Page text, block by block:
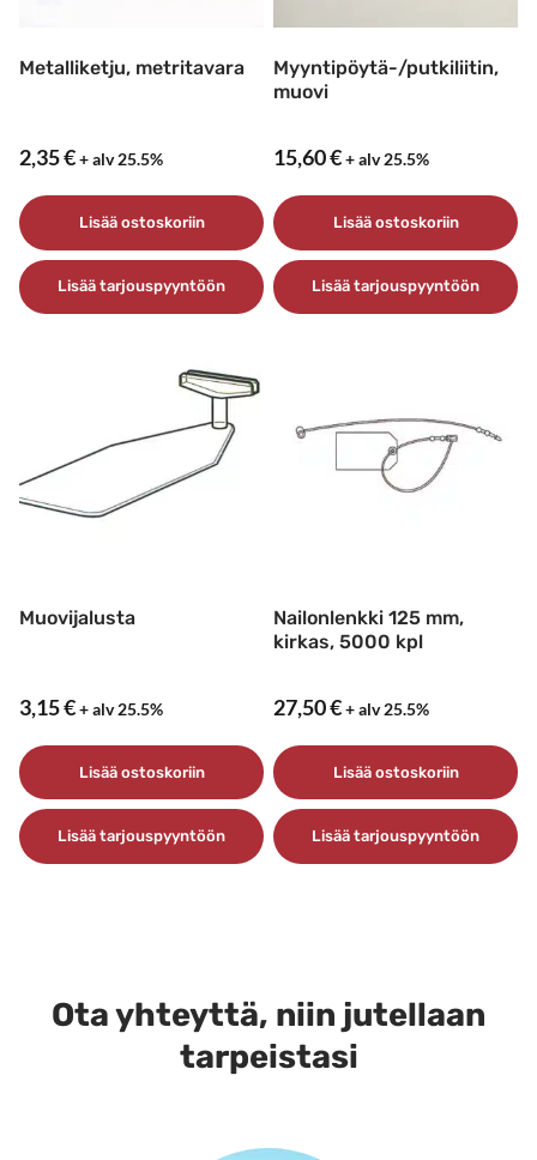
Metalliketju, metritavara
2,35€+ alv 25.5%
Lisää ostoskoriin
Lisää tarjouspyyntöön
Myyntipöytä-/putkiliitin,
muovi
15,60€+ alv 25.5%
Lisää ostoskoriin
Lisää tarjouspyyntöön
Muovijalusta
3,15€+ alv 25.5%
Lisää ostoskoriin
Lisää tarjouspyyntöön
Nailonlenkki 125 mm,
kirkas, 5000 kpl
27,50€+ alv 25.5%
Lisää ostoskoriin
Lisää tarjouspyyntöön
Ota yhteyttä, niin jutellaan
tarpeistasi